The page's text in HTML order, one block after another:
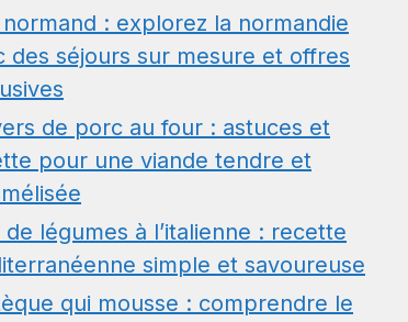
: explorez la normandie
des séjours sur mesure et offres
de porc au four : astuces et
pour une viande tendre et
de légumes à l’italienne : recette
simple et savoureuse
qui mousse : comprendre le